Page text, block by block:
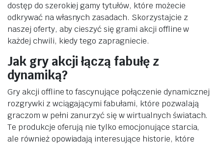
dostęp do szerokiej gamy tytułów, które możecie
odkrywać na własnych zasadach. Skorzystajcie z
naszej oferty, aby cieszyć się grami akcji offline w
każdej chwili, kiedy tego zapragniecie.
Jak gry akcji łączą fabułę z
dynamiką?
Gry akcji offline to fascynujące połączenie dynamicznej
rozgrywki z wciągającymi fabułami, które pozwalają
graczom w pełni zanurzyć się w wirtualnych światach.
Te produkcje oferują nie tylko emocjonujące starcia,
ale również opowiadają interesujące historie, które